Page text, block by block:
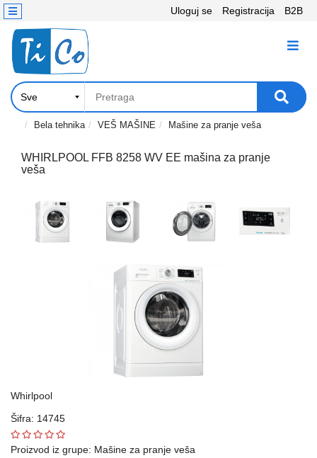
Uloguj se Registracija B2B
KATEGORIJE
Računari,
Komponente
Laptop
tablet
projektori
Telefoni
oprema
Kontakt
Bela tehnika VEŠ MAŠINE Mašine za pranje veša
WHIRLPOOL FFB 8258 WV EE mašina za pranje
veša
Whirlpool
Šifra: 14745
Proizvod iz grupe: Mašine za pranje veša